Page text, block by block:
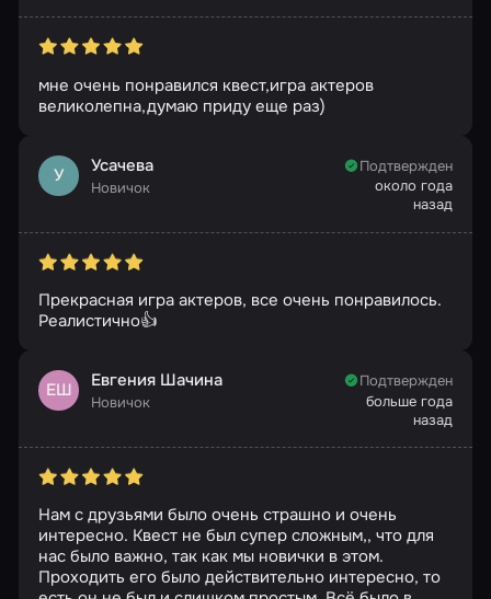
мне очень понравился квест,игра актеров
великолепна,думаю приду еще раз)
У Усачева
Новичок
Подтвержден
около года
назад
Прекрасная игра актеров, все очень понравилось.
Реалистично👍
ЕШ Евгения Шачина
Новичок
Подтвержден
больше года
назад
Нам с друзьями было очень страшно и очень
интересно. Квест не был супер сложным,, что для
нас было важно, так как мы новички в этом.
Проходить его было действительно интересно, то